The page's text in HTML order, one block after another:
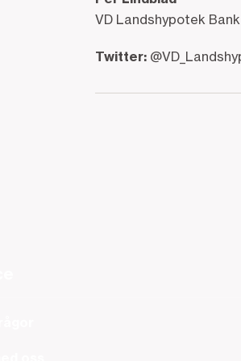
VD Landshypotek Bank
Twitter: